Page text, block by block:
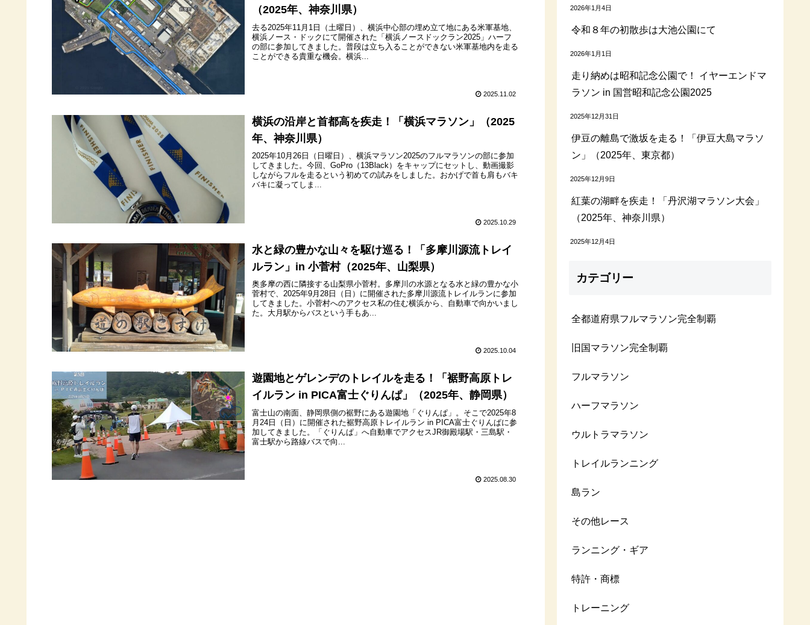
（2025年、神奈川県）
去る2025年11月1日（土曜日）、横浜中心部の埋め立て地にある米軍基地、
横浜ノース・ドックにて開催された「横浜ノースドックラン2025」ハーフ
の部に参加してきました。普段は立ち入ることができない米軍基地内を走る
ことができる貴重な機会。横浜...
2025.11.02
横浜の沿岸と首都高を疾走！「横浜マラソン」（2025
年、神奈川県）
2025年10月26日（日曜日）、横浜マラソン2025のフルマラソンの部に参加
してきました。今回、GoPro（13Black）をキャップにセットし、動画撮影
しながらフルを走るという初めての試みをしました。おかげで首も肩もバキ
バキに凝ってしま...
2025.10.29
水と緑の豊かな山々を駆け巡る！「多摩川源流トレイ
ルラン」in 小菅村（2025年、山梨県）
奥多摩の西に隣接する山梨県小菅村。多摩川の水源となる水と緑の豊かな小
菅村で、2025年9月28日（日）に開催された多摩川源流トレイルランに参加
してきました。小菅村へのアクセス私の住む横浜から、自動車で向かいまし
た。大月駅からバスという手もあ...
2025.10.04
遊園地とゲレンデのトレイルを走る！「裾野高原トレ
イルラン in PICA富士ぐりんぱ」（2025年、静岡県）
富士山の南面、静岡県側の裾野にある遊園地「ぐりんぱ」。そこで2025年8
月24日（日）に開催された裾野高原トレイルラン in PICA富士ぐりんぱに参
加してきました。「ぐりんぱ」へ自動車でアクセスJR御殿場駅・三島駅・
富士駅から路線バスで向...
2025.08.30
2026年1月4日
令和８年の初散歩は大池公園にて
2026年1月1日
走り納めは昭和記念公園で！ イヤーエンドマ
ラソン in 国営昭和記念公園2025
2025年12月31日
伊豆の離島で激坂を走る！「伊豆大島マラソ
ン」（2025年、東京都）
2025年12月9日
紅葉の湖畔を疾走！「丹沢湖マラソン大会」
（2025年、神奈川県）
2025年12月4日
カテゴリー
全都道府県フルマラソン完全制覇
旧国マラソン完全制覇
フルマラソン
ハーフマラソン
ウルトラマラソン
トレイルランニング
島ラン
その他レース
ランニング・ギア
特許・商標
トレーニング